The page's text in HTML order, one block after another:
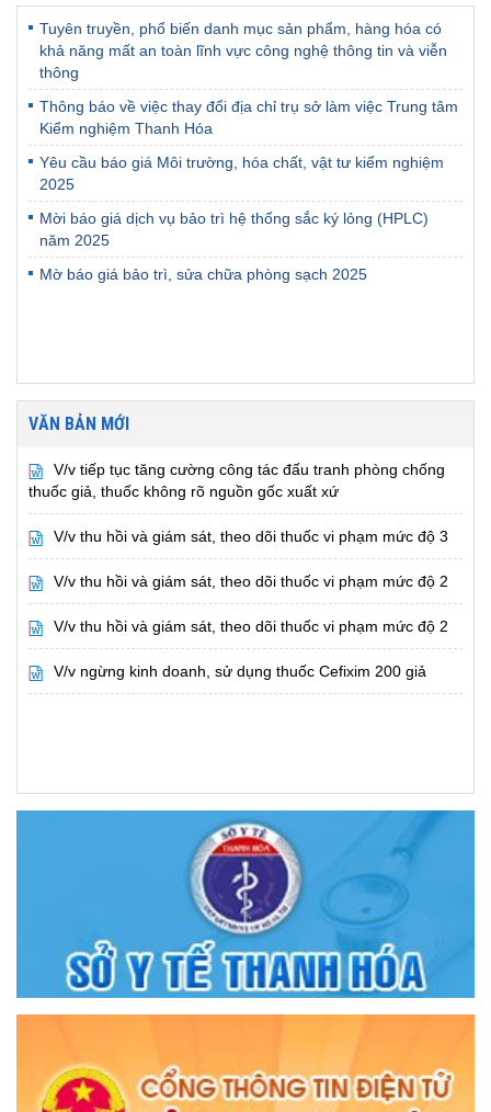
Tuyên truyền, phổ biến danh mục sản phẩm, hàng hóa có
khả năng mất an toàn lĩnh vực công nghệ thông tin và viễn
thông
Thông báo về việc thay đổi địa chỉ trụ sở làm việc Trung tâm
Kiểm nghiệm Thanh Hóa
Yêu cầu báo giá Môi trường, hóa chất, vật tư kiểm nghiệm
2025
Mời báo giá dịch vụ bảo trì hệ thống sắc ký lỏng (HPLC)
năm 2025
Mờ báo giá bảo trì, sửa chữa phòng sạch 2025
VĂN BẢN MỚI
V/v tiếp tục tăng cường công tác đấu tranh phòng chống
thuốc giả, thuốc không rõ nguồn gốc xuất xứ
V/v thu hồi và giám sát, theo dõi thuốc vi phạm mức độ 3
V/v thu hồi và giám sát, theo dõi thuốc vi phạm mức độ 2
V/v thu hồi và giám sát, theo dõi thuốc vi phạm mức độ 2
V/v ngừng kinh doanh, sử dụng thuốc Cefixim 200 giả